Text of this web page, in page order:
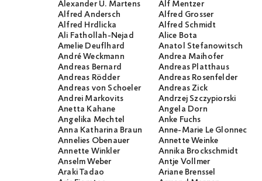
Alexander U. Martens
Alf Mentzer
Alfred Andersch
Alfred Grosser
Alfred Hrdlicka
Alfred Schmidt
Ali Fathollah-Nejad
Alice Bota
Amelie Deuflhard
Anatol Stefanowitsch
André Weckmann
Andrea Maihofer
Andreas Bernard
Andreas Platthaus
Andreas Rödder
Andreas Rosenfelder
Andreas von Schoeler
Andreas Zick
Andrei Markovits
Andrzej Szczypiorski
Anetta Kahane
Angela Dorn
Angelika Mechtel
Anke Fuchs
Anna Katharina Braun
Anne-Marie Le Glonnec
Annelies Obenauer
Annette Weinke
Annette Winkler
Annika Brockschmidt
Anselm Weber
Antje Vollmer
Araki Tadao
Ariane Brenssel